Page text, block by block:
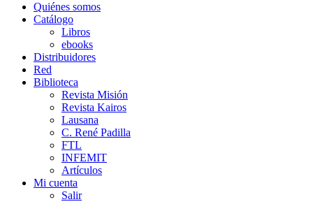
Quiénes somos
Catálogo
Libros
ebooks
Distribuidores
Red
Biblioteca
Revista Misión
Revista Kairos
Lausana
C. René Padilla
FTL
INFEMIT
Artículos
Mi cuenta
Salir